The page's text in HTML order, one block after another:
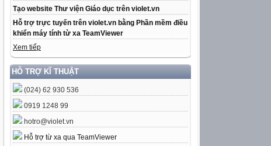
Tạo website Thư viện Giáo dục trên violet.vn
Hỗ trợ trực tuyến trên violet.vn bằng Phần mềm điều
khiển máy tính từ xa TeamViewer
Xem tiếp
HỖ TRỢ KĨ THUẬT
(024) 62 930 536
0919 1248 99
hotro@violet.vn
Hỗ trợ từ xa qua TeamViewer